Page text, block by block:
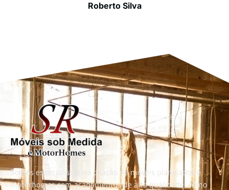
Roberto Silva
Somos especialistas na criação de móveis planejados e
motorhomes com acabamentos de alta qualidade, como